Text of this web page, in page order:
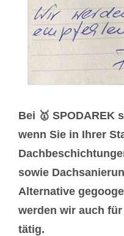
Bei 🥇 SPODAREK
wenn Sie in Ihrer
sowie
Alternative
werden wir auch
tätig.